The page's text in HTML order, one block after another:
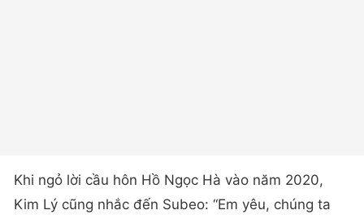
Khi ngỏ lời cầu hôn Hồ Ngọc Hà vào năm 2020,
Kim Lý cũng nhắc đến Subeo: “Em yêu, chúng ta